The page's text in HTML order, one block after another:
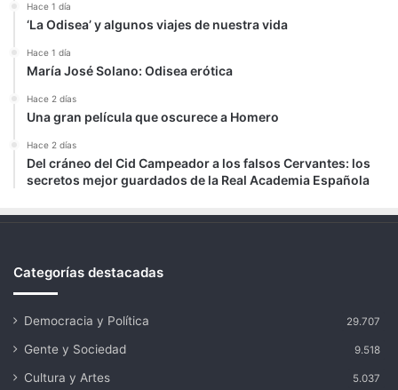
Hace 1 día
‘La Odisea’ y algunos viajes de nuestra vida
Hace 1 día
María José Solano: Odisea erótica
Hace 2 días
Una gran película que oscurece a Homero
Hace 2 días
Del cráneo del Cid Campeador a los falsos Cervantes: los
secretos mejor guardados de la Real Academia Española
Categorías destacadas
Democracia y Política 29.707
Gente y Sociedad 9.518
Cultura y Artes 5.037